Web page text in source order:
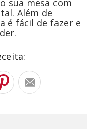
sua mesa com
Além de
é fácil de fazer e